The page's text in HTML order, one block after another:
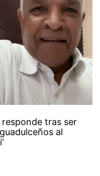
tras ser
al